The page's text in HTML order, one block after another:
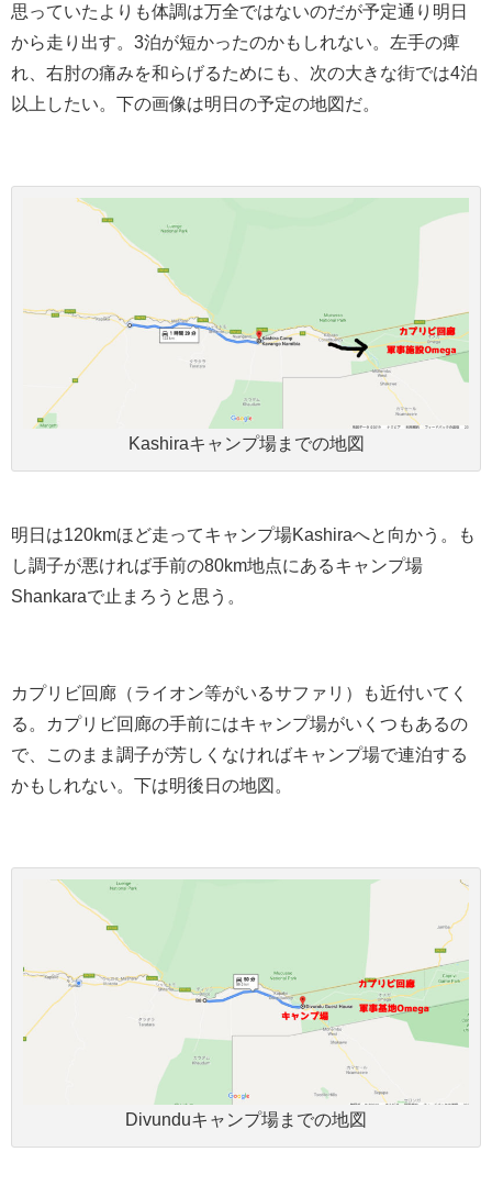
思っていたよりも体調は万全ではないのだが予定通り明日
から走り出す。3泊が短かったのかもしれない。左手の痺
れ、右肘の痛みを和らげるためにも、次の大きな街では4泊
以上したい。下の画像は明日の予定の地図だ。
Kashiraキャンプ場までの地図
明日は120kmほど走ってキャンプ場Kashiraへと向かう。も
し調子が悪ければ手前の80km地点にあるキャンプ場
Shankaraで止まろうと思う。
カプリビ回廊（ライオン等がいるサファリ）も近付いてく
る。カプリビ回廊の手前にはキャンプ場がいくつもあるの
で、このまま調子が芳しくなければキャンプ場で連泊する
かもしれない。下は明後日の地図。
Divunduキャンプ場までの地図